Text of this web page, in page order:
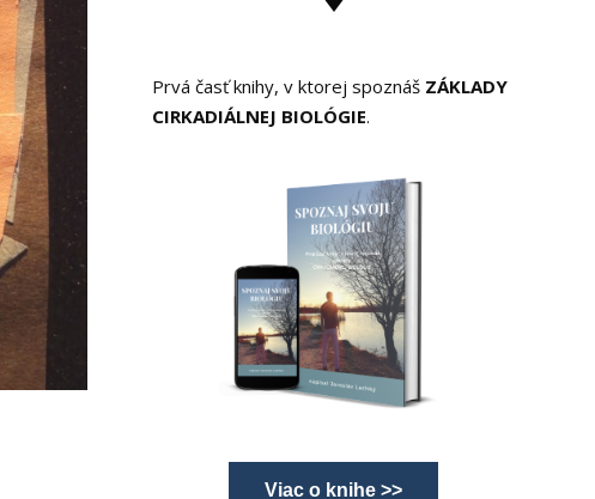
Prvá časť knihy, v ktorej spoznáš ZÁKLADY
CIRKADIÁLNEJ BIOLÓGIE.
Viac o knihe >>